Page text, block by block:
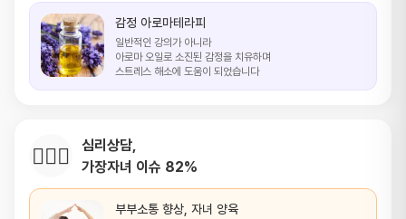
감정 아로마테라피
일반적인 강의가 아니라
아로마 오일로 소진된 감정을 치유하며
스트레스 해소에 도움이 되었습니다
👩‍❤️‍👨
심리상담,
가장자녀 이슈 82%
부부소통 향상, 자녀 양육